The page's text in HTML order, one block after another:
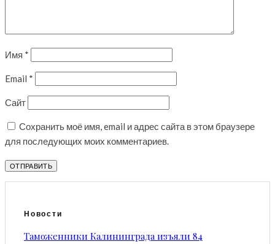
Имя *
Email *
Сайт
Сохранить моё имя, email и адрес сайта в этом браузере
для последующих моих комментариев.
Новости
Таможенники Калининграда изъяли 84